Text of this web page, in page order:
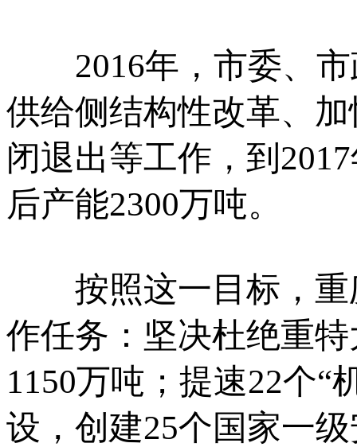
2016年，市委、市
供给侧结构性改革、
闭退出等工作，到
后产能2300万吨。
按照这一目标，重
作任务：坚决杜绝重
1150万吨；提速22个“
设，创建25个国家一